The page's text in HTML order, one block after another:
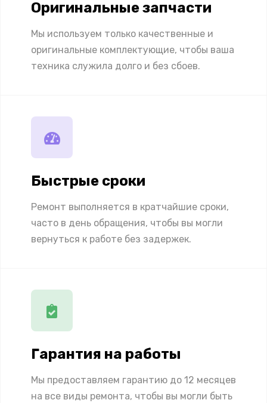
Оригинальные запчасти
Мы используем только качественные и
оригинальные комплектующие, чтобы ваша
техника служила долго и без сбоев.
Быстрые сроки
Ремонт выполняется в кратчайшие сроки,
часто в день обращения, чтобы вы могли
вернуться к работе без задержек.
Гарантия на работы
Мы предоставляем гарантию до 12 месяцев
на все виды ремонта, чтобы вы могли быть